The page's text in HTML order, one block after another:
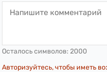
Осталось символов: 2000
Авторизуйтесь, чтобы иметь